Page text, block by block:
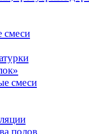
смеси
смеси
полов